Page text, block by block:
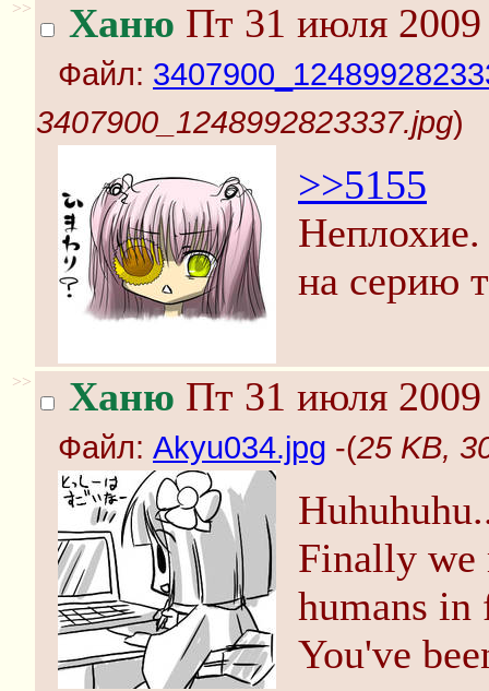
>> Ханю Пт 31 июля
Файл:
3407900_1248992823337.jpg)
>>5155
на серию
>> Ханю Пт 31 июля
Файл: Akyu034.jpg -(25 KB,
Finally we
humans
You've